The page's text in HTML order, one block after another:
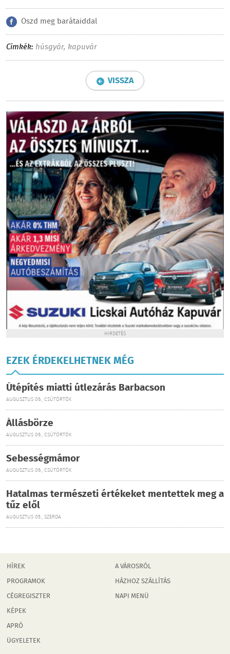
Oszd meg barátaiddal
Címkék: húsgyár, kapuvár
VISSZA
HIRDETÉS
EZEK ÉRDEKELHETNEK MÉG
Útépítés miatti útlezárás Barbacson
AUGUSZTUS 06., CSÜTÖRTÖK
Állásbörze
AUGUSZTUS 06., CSÜTÖRTÖK
Sebességmámor
AUGUSZTUS 06., CSÜTÖRTÖK
Hatalmas természeti értékeket mentettek meg a
tűz elől
AUGUSZTUS 05., SZERDA
HÍREK
PROGRAMOK
CÉGREGISZTER
KÉPEK
APRÓ
ÜGYELETEK
A VÁROSRÓL
HÁZHOZ SZÁLLÍTÁS
NAPI MENÜ